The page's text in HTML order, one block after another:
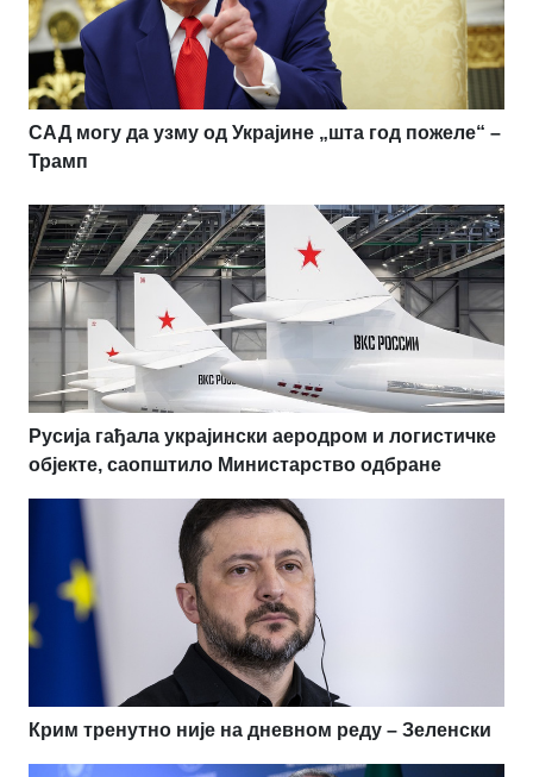
САД могу да узму од Украјине „шта год пожеле“ –
Трамп
Русија гађала украјински аеродром и логистичке
објекте, саопштило Министарство одбране
Крим тренутно није на дневном реду – Зеленски